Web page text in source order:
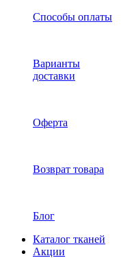
Способы оплаты
Варианты
доставки
Оферта
Возврат товара
Блог
Каталог тканей
Акции